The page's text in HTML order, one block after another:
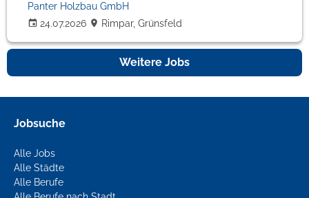
24.07.2026
Panter Holzbau GmbH
Rimpar, Grünsfeld
Weitere Jobs
Jobsuche
Alle Jobs
Alle Städte
Alle Berufe